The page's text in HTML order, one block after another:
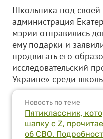
Школьника под своей
администрация
мэрии отправились
ему подарки и
продвигать его
исследовательский
Украине» среди
Новость по теме
Пятиклассник,
шапку с Z,
об СВО.